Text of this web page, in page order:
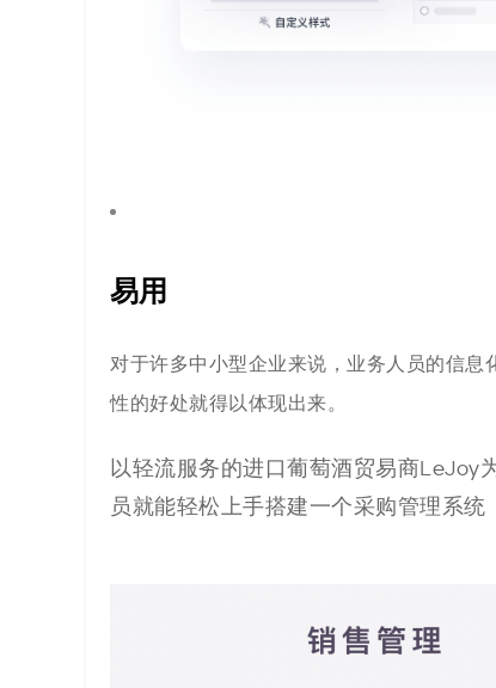
易用
对于许多中小型企业来说，业务人员的信
性的好处就得以体现出来。
以轻流服务的进口葡萄酒贸易商LeJoy
员就能轻松上手搭建一个采购管理系统